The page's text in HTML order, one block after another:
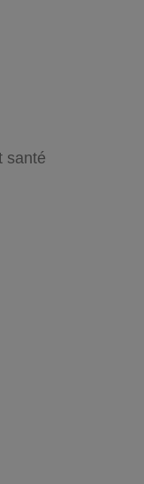
santé